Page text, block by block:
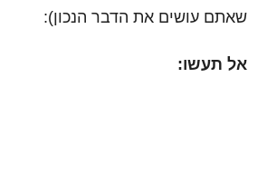
שאתם עושים את הדבר הנכון):
אל תעשו: